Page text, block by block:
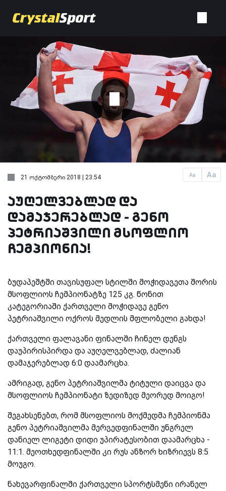
Aa Aa
21 ოქტომბერი 2018 | 23:54
აუღელვებლად და
დამაჯერებლად - გენო
პეტრიაშვილი მსოფლიო
ჩემპიონია!
ბუდაპეშტში თავისუფალ სტილში მოჭიდავეთა შორის
მსოფლიოს ჩემპიონატზე 125 კგ. წონით
კატეგორიაში ქართველი მოჭიდავე გენო
პეტრიაშვილი ოქროს მედლის მფლობელი გახდა!
ქართველი ფალავანი ფინალში ჩინელ დენგს
დაუპირისპირდა და აუღელვებლად, ძალიან
დამაჯერებლად 6:0 დაამარცხა.
ამრიგად, გენო პეტრიაშვილმა ტიტული დაიცვა და
მსოფლიოს ჩემპიონატი ზედიზედ მეორედ მოიგო!
შეგახსენებთ, რომ მსოფლიოს მოქმედმა ჩემპიონმა
გენო პეტრიაშვილმა მერვედფინალში უნგრელ
დანიელ ლიგეტი დიდი უპირატესობით დაამარცხა -
11:1. მეოთხედფინალში კი რუს ანზორ ხიზრიევს 8:5
მოუგო.
ნახევარფინალში ქართველი სპორტსმენი ირანელ